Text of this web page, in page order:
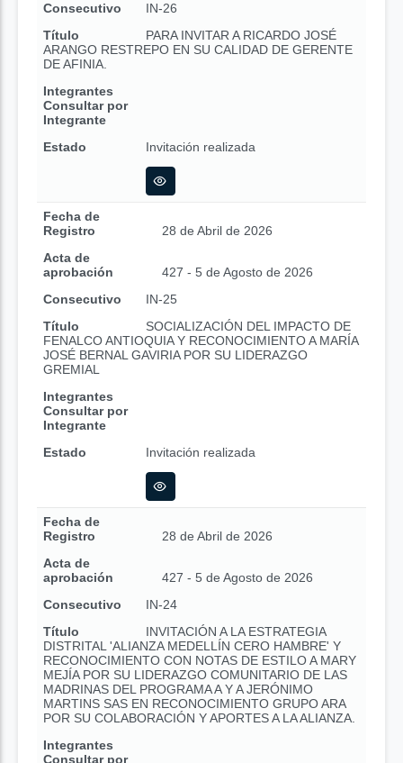
Consecutivo
IN-26
Título
PARA INVITAR A RICARDO JOSÉ
ARANGO RESTREPO EN SU CALIDAD DE GERENTE
DE AFINIA.
Integrantes
Consultar por
Integrante
Estado
Invitación realizada
Fecha de
Registro
28 de Abril de 2026
Acta de
aprobación
427 - 5 de Agosto de 2026
Consecutivo
IN-25
Título
SOCIALIZACIÓN DEL IMPACTO DE
FENALCO ANTIOQUIA Y RECONOCIMIENTO A MARÍA
JOSÉ BERNAL GAVIRIA POR SU LIDERAZGO
GREMIAL
Integrantes
Consultar por
Integrante
Estado
Invitación realizada
Fecha de
Registro
28 de Abril de 2026
Acta de
aprobación
427 - 5 de Agosto de 2026
Consecutivo
IN-24
Título
INVITACIÓN A LA ESTRATEGIA
DISTRITAL 'ALIANZA MEDELLÍN CERO HAMBRE' Y
RECONOCIMIENTO CON NOTAS DE ESTILO A MARY
MEJÍA POR SU LIDERAZGO COMUNITARIO DE LAS
MADRINAS DEL PROGRAMA A Y A JERÓNIMO
MARTINS SAS EN RECONOCIMIENTO GRUPO ARA
POR SU COLABORACIÓN Y APORTES A LA ALIANZA.
Integrantes
Consultar por